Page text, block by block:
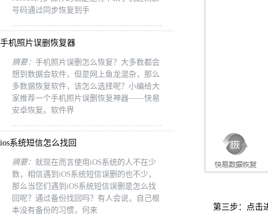
号码通过同步恢复到手
手机照片误删恢复器
摘要： 手机照片误删怎么恢复？大多数都会
想到数据会软件，但是网上鱼龙混杂，那么
多数据恢复软件，该怎么选择呢？小编给大
家推荐一个手机照片误删恢复神器——快易
安卓恢复。软件界
ios系统短信怎么找回
摘要： 就现在而言使用iOS系统的人不在少
数，相信遇到iOS系统短信误删的也不少，
那么当您们遇到iOS系统短信误删是怎么找
回呢？通过备份找回吗？有人会说，自己根
本没有备份的习惯，何来
第三步：点击